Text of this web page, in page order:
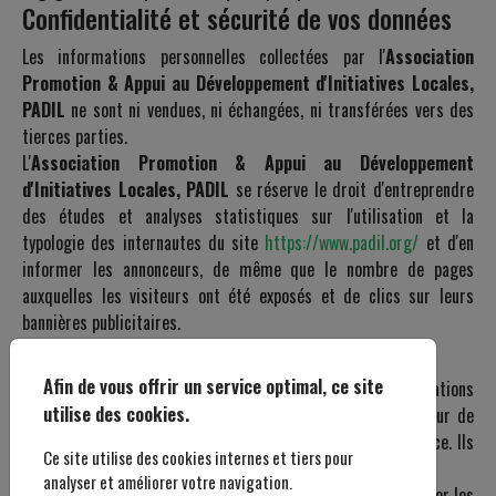
Confidentialité et sécurité de vos données
Les informations personnelles collectées par l'Association
Promotion & Appui au Développement d'Initiatives Locales,
PADIL ne sont ni vendues, ni échangées, ni transférées vers des
tierces parties.
L'Association Promotion & Appui au Développement
d'Initiatives Locales, PADIL se réserve le droit d'entreprendre
des études et analyses statistiques sur l'utilisation et la
typologie des internautes du site https://www.padil.org/ et d'en
informer les annonceurs, de même que le nombre de pages
auxquelles les visiteurs ont été exposés et de clics sur leurs
bannières publicitaires.
Utilisation des cookies
Les cookies sont des petits fichiers d’informations (informations
non sensibles) qu’un site web peut envoyer sur le disque dur de
votre ordinateur personnel pour ensuite en retrouver la trace. Ils
permettent une personnalisation du site.
Afin de vous offrir un service optimal, ce site
utilise des cookies.
Ce site utilise des cookies internes et tiers pour
analyser et améliorer votre navigation.